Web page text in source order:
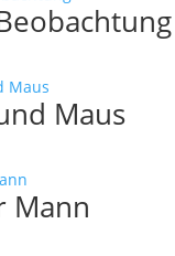
Maus
Mann